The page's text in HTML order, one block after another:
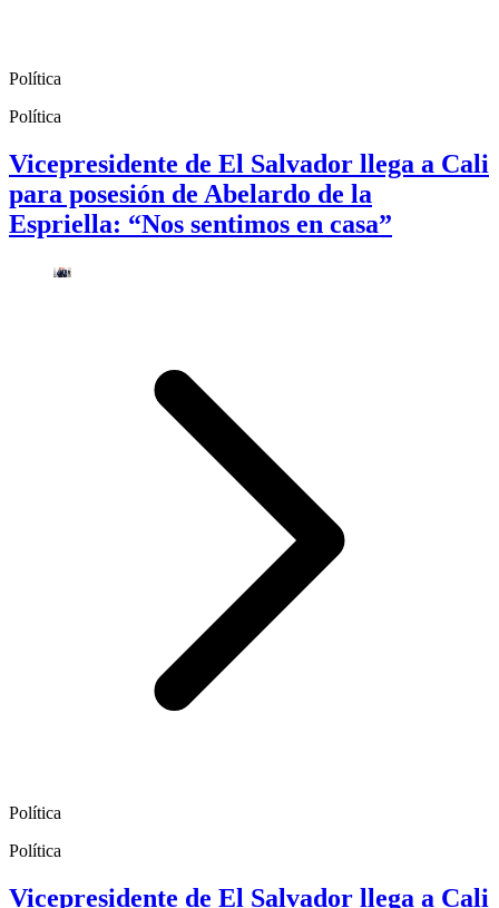
Política
Política
Vicepresidente de El Salvador llega a Cali
para posesión de Abelardo de la
Espriella: “Nos sentimos en casa”
Política
Política
Vicepresidente de El Salvador llega a Cali